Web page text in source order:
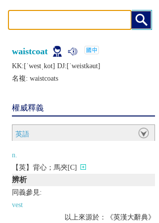
waistcoat
KK:[ˈwеstˌkot] DJ:[ˈwеistkǝut]
名複: waistcoats
權威釋義
英語
n.
【英】背心；馬夾[C]
辨析
同義參見:
vest
以上來源於：《英漢大辭典》